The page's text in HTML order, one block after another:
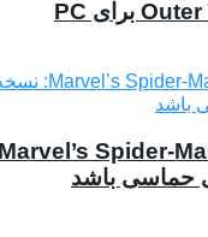
حماسی باشد